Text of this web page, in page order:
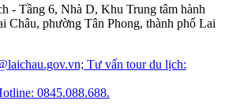
- Tầng 6, Nhà D, Khu Trung tâm hành
Châu, phường Tân Phong, thành phố Lai
Tư vấn tour du lịch:
0845.088.688.